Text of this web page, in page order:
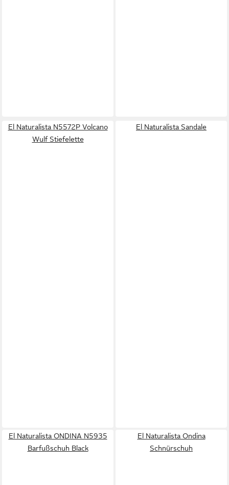
El Naturalista N5572P Volcano
Wulf Stiefelette
El Naturalista Sandale
El Naturalista ONDINA N5935
Barfußschuh Black
El Naturalista Ondina
Schnürschuh